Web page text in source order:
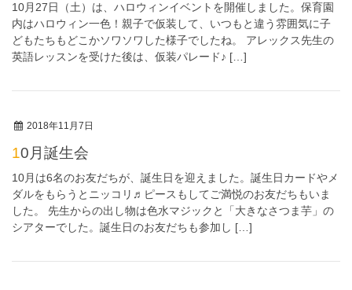
10月27日（土）は、ハロウィンイベントを開催しました。保育園
内はハロウィン一色！親子で仮装して、いつもと違う雰囲気に子
どもたちもどこかソワソワした様子でしたね。 アレックス先生の
英語レッスンを受けた後は、仮装パレード♪ […]
2018年11月7日
10月誕生会
10月は6名のお友だちが、誕生日を迎えました。誕生日カードやメ
ダルをもらうとニッコリ♬ピースもしてご満悦のお友だちもいま
した。 先生からの出し物は色水マジックと「大きなさつま芋」の
シアターでした。誕生日のお友だちも参加し […]